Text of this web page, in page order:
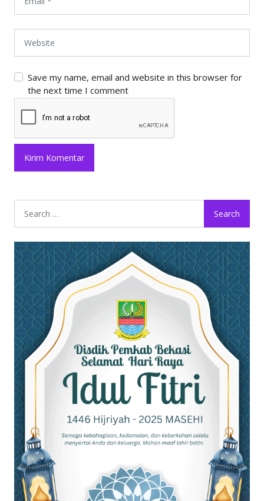
Save my name, email and website in this browser for
the next time I comment